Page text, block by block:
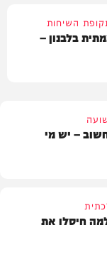
השיחות
בלבנון –
– יש מי
חיסלו את